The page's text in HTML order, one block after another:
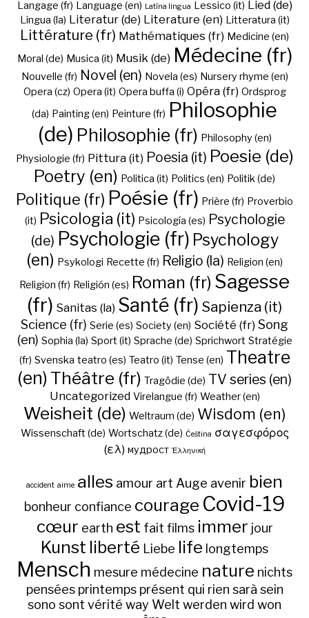
Langage (fr) Language (en) Latīna lingua Lessico (it) Lied (de)
Lingua (la) Literatur (de) Literature (en) Litteratura (it)
Littérature (fr) Mathématiques (fr) Medicine (en)
Moral (de) Musica (it) Musik (de) Médecine (fr)
Nouvelle (fr) Novel (en) Novela (es) Nursery rhyme (en)
Opera (cz) Opera (it) Opera buffa (i) Opéra (fr) Ordsprog
(da) Painting (en) Peinture (fr) Philosophie
(de) Philosophie (fr) Philosophy (en)
Physiologie (fr) Pittura (it) Poesia (it) Poesie (de)
Poetry (en) Politica (it) Politics (en) Politik (de)
Politique (fr) Poésie (fr) Prière (fr) Proverbio
(it) Psicologia (it) Psicología (es) Psychologie
(de) Psychologie (fr) Psychology
(en) Psykologi Recette (fr) Religio (la) Religion (en)
Religion (fr) Religión (es) Roman (fr) Sagesse
(fr) Sanitas (la) Santé (fr) Sapienza (it)
Science (fr) Serie (es) Society (en) Société (fr) Song
(en) Sophia (la) Sport (it) Sprache (de) Sprichwort Stratégie
(fr) Svenska teatro (es) Teatro (it) Tense (en) Theatre
(en) Théâtre (fr) Tragödie (de) TV series (en)
Uncategorized Virelangue (fr) Weather (en)
Weisheit (de) Weltraum (de) Wisdom (en)
Wissenschaft (de) Wortschatz (de) Čeština σαγεσφόρος
(ελ) мудрост Ἑλληνική
accident aime alles amour art Auge avenir bien
bonheur confiance courage Covid-19
cœur earth est fait films immer jour
Kunst liberté Liebe life longtemps
Mensch mesure médecine nature nichts
pensées printemps présent qui rien sarà sein
sono sont vérité way Welt werden wird won